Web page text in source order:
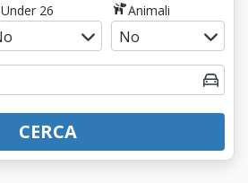
Under 26 Animali
CERCA